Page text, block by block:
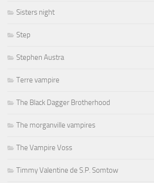
Sisters night
Step
Stephen Austra
Terre vampire
The Black Dagger Brotherhood
The morganville vampires
The Vampire Voss
Timmy Valentine de S.P. Somtow